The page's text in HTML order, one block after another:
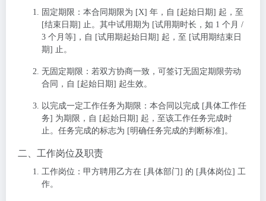
固定期限 ：本合同期限为 [X] 年，自 [起始日期] 起，至
[结束日期] 止。其中试用期为 [试用期时长，如 1 个月 /
3 个月等]，自 [试用期起始日期] 起，至 [试用期结束日
期] 止。
无固定期限 ：若双方协商一致，可签订无固定期限劳动
合同，自 [起始日期] 起生效。
以完成一定工作任务为期限 ：本合同以完成 [具体工作任
务] 为期限，自 [起始日期] 起，至该工作任务完成时
止。任务完成的标志为 [明确任务完成的判断标准]。
二、工作岗位及职责
工作岗位 ：甲方聘用乙方在 [具体部门] 的 [具体岗位] 工
作。